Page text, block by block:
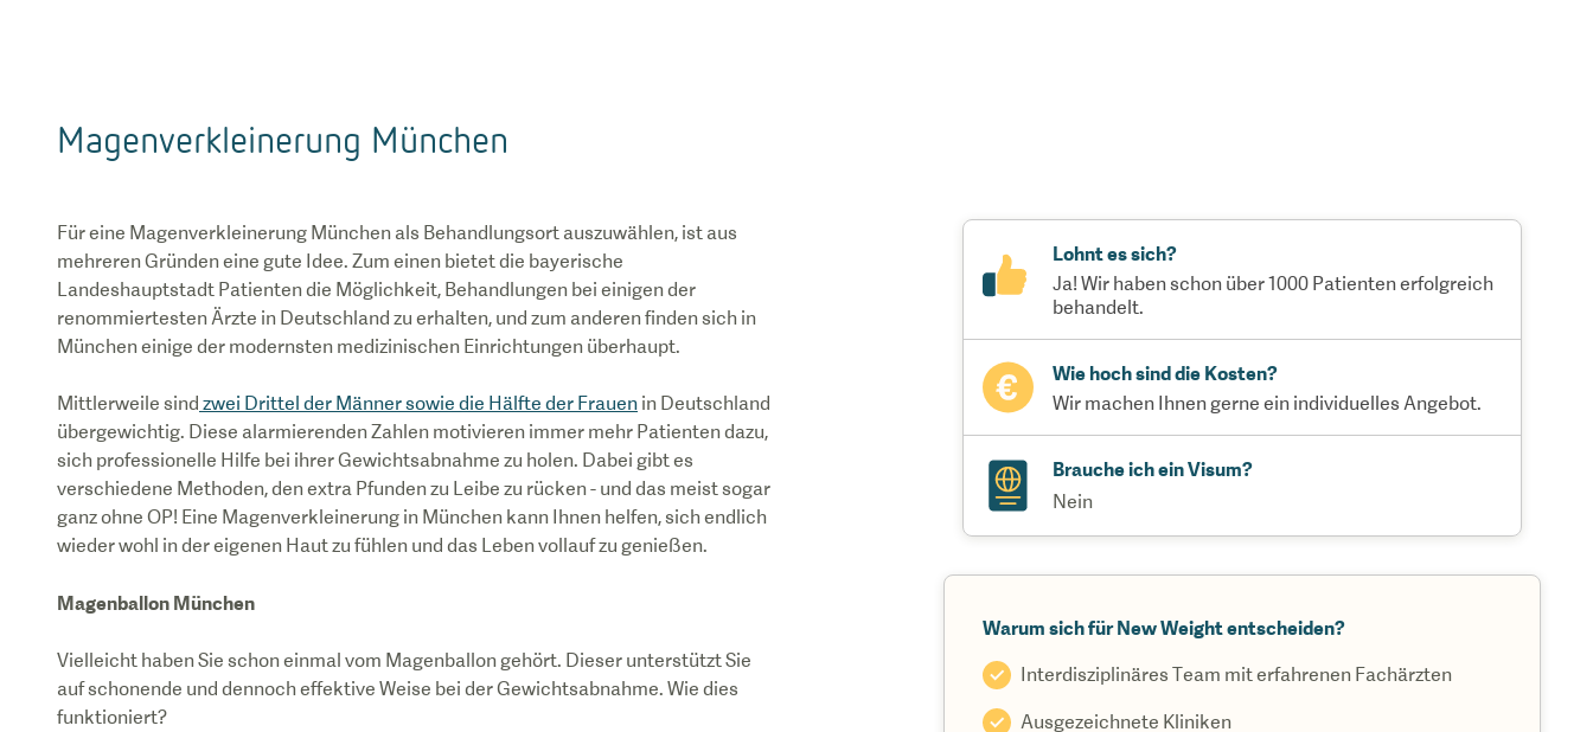
Magenverkleinerung München
Für eine Magenverkleinerung München als Behandlungsort auszuwählen, ist aus
mehreren Gründen eine gute Idee. Zum einen bietet die bayerische
Landeshauptstadt Patienten die Möglichkeit, Behandlungen bei einigen der
renommiertesten Ärzte in Deutschland zu erhalten, und zum anderen finden sich in
München einige der modernsten medizinischen Einrichtungen überhaupt.
Mittlerweile sind zwei Drittel der Männer sowie die Hälfte der Frauen in Deutschland
übergewichtig. Diese alarmierenden Zahlen motivieren immer mehr Patienten dazu,
sich professionelle Hilfe bei ihrer Gewichtsabnahme zu holen. Dabei gibt es
verschiedene Methoden, den extra Pfunden zu Leibe zu rücken - und das meist sogar
ganz ohne OP! Eine Magenverkleinerung in München kann Ihnen helfen, sich endlich
wieder wohl in der eigenen Haut zu fühlen und das Leben vollauf zu genießen.
Magenballon München
Vielleicht haben Sie schon einmal vom Magenballon gehört. Dieser unterstützt Sie
auf schonende und dennoch effektive Weise bei der Gewichtsabnahme. Wie dies
funktioniert?
Lohnt es sich?
Ja! Wir haben schon über 1000 Patienten erfolgreich
behandelt.
Wie hoch sind die Kosten?
Wir machen Ihnen gerne ein individuelles Angebot.
Brauche ich ein Visum?
Nein
Warum sich für New Weight entscheiden?
Interdisziplinäres Team mit erfahrenen Fachärzten
Ausgezeichnete Kliniken